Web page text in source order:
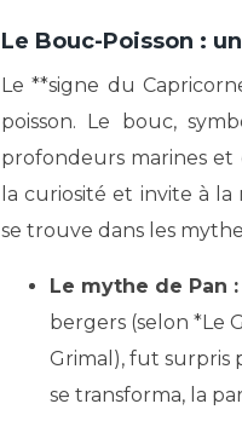
Le Bouc-Poisson :
Le **signe du
poisson. Le bouc,
profondeurs marines et
la curiosité et invite à
se trouve dans les
Le mythe de Pan :
bergers (selon *Le
Grimal), fut surpris
se transforma, la